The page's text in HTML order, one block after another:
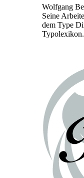
Wolfgang
Seine
dem Type